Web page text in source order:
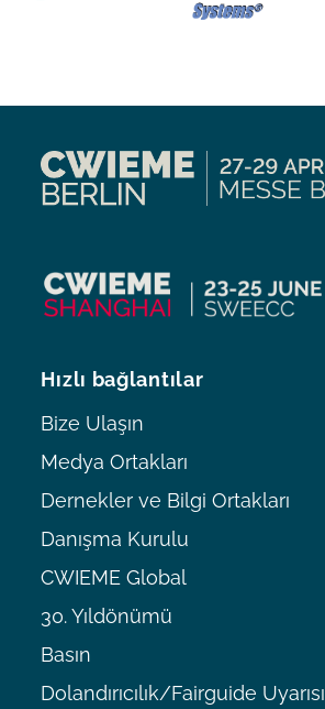
Hızlı bağlantılar
Bize Ulaşın
Medya Ortakları
Dernekler ve Bilgi Ortakları
Danışma Kurulu
CWIEME Global
30. Yıldönümü
Basın
Dolandırıcılık/Fairguide Uyarısı